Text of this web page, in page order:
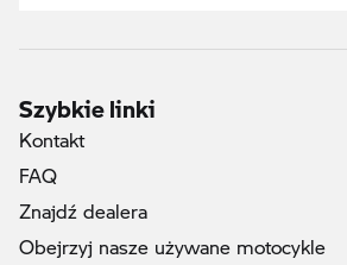
Szybkie linki
Kontakt
FAQ
Znajdź dealera
Obejrzyj nasze używane motocykle